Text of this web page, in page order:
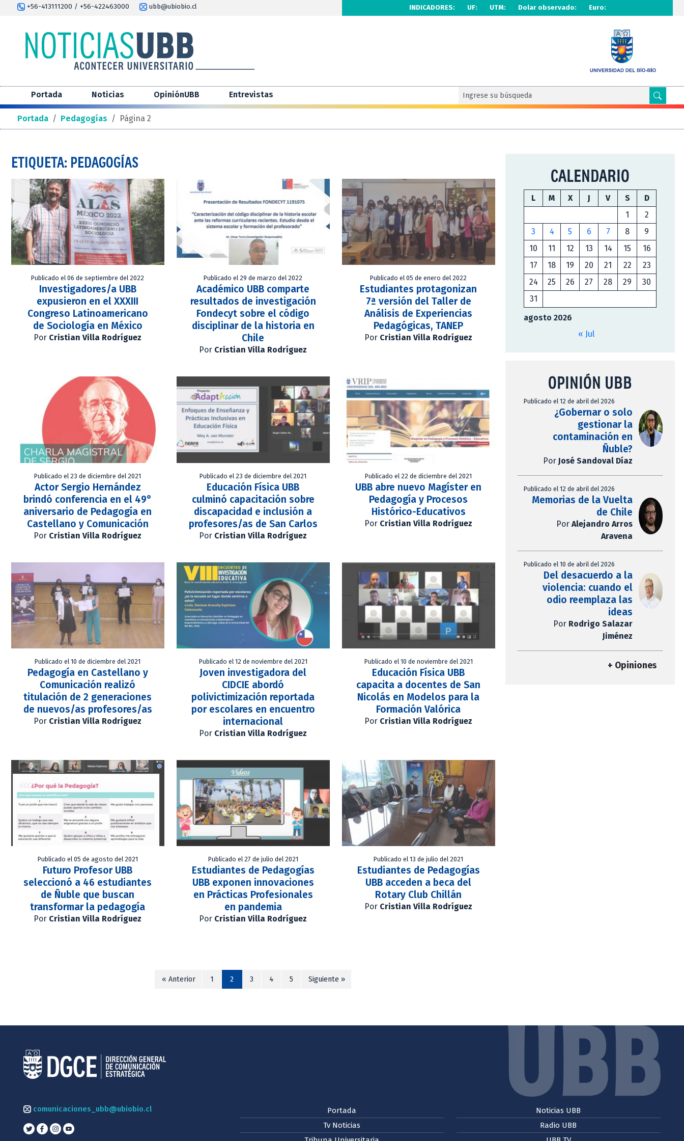
+56-413111200 / +56-422463000 ubb@ubiobio.cl INDICADORES: UF: UTM: Dolar observado: Euro:
Portada Noticias OpiniónUBB Entrevistas
Portada / Pedagogías / Página 2
ETIQUETA: PEDAGOGÍAS
Publicado el 06 de septiembre del 2022
Investigadores/a UBB
expusieron en el XXXIII
Congreso Latinoamericano
de Sociología en México
Por Cristian Villa Rodríguez
Publicado el 29 de marzo del 2022
Académico UBB comparte
resultados de investigación
Fondecyt sobre el código
disciplinar de la historia en
Chile
Por Cristian Villa Rodríguez
Publicado el 05 de enero del 2022
Estudiantes protagonizan
7ª versión del Taller de
Análisis de Experiencias
Pedagógicas, TANEP
Por Cristian Villa Rodríguez
Publicado el 23 de diciembre del 2021
Actor Sergio Hernández
brindó conferencia en el 49°
aniversario de Pedagogía en
Castellano y Comunicación
Por Cristian Villa Rodríguez
Publicado el 23 de diciembre del 2021
Educación Física UBB
culminó capacitación sobre
discapacidad e inclusión a
profesores/as de San Carlos
Por Cristian Villa Rodríguez
Publicado el 22 de diciembre del 2021
UBB abre nuevo Magíster en
Pedagogía y Procesos
Histórico-Educativos
Por Cristian Villa Rodríguez
Publicado el 10 de diciembre del 2021
Pedagogía en Castellano y
Comunicación realizó
titulación de 2 generaciones
de nuevos/as profesores/as
Por Cristian Villa Rodríguez
Publicado el 12 de noviembre del 2021
Joven investigadora del
CIDCIE abordó
polivictimización reportada
por escolares en encuentro
internacional
Por Cristian Villa Rodríguez
Publicado el 10 de noviembre del 2021
Educación Física UBB
capacita a docentes de San
Nicolás en Modelos para la
Formación Valórica
Por Cristian Villa Rodríguez
Publicado el 05 de agosto del 2021
Futuro Profesor UBB
seleccionó a 46 estudiantes
de Ñuble que buscan
transformar la pedagogía
Por Cristian Villa Rodríguez
Publicado el 27 de julio del 2021
Estudiantes de Pedagogías
UBB exponen innovaciones
en Prácticas Profesionales
en pandemia
Por Cristian Villa Rodríguez
Publicado el 13 de julio del 2021
Estudiantes de Pedagogías
UBB acceden a beca del
Rotary Club Chillán
Por Cristian Villa Rodríguez
« Anterior 1 2 3 4 5 Siguiente »
CALENDARIO
agosto 2026
L M X J V S
D
1
2
3
4 5 6 7 8
9
10
11 12 13 14 15
16
17
18 19 20 21 22
23
24
25 26 27 28 29
30
31
« Jul
OPINIÓN UBB
Publicado el 12 de abril del 2026
¿Gobernar o solo
gestionar la
contaminación en
Ñuble?
Por José Sandoval Díaz
Publicado el 12 de abril del 2026
Memorias de la Vuelta
de Chile
Por Alejandro Arros
Aravena
Publicado el 10 de abril del 2026
Del desacuerdo a la
violencia: cuando el
odio reemplaza las
ideas
Por Rodrigo Salazar
Jiménez
+ Opiniones
comunicaciones_ubb@ubiobio.cl
Portada
Tv Noticias
Noticias UBB
Radio UBB